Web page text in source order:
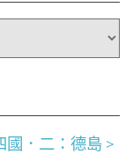
國．二：德島 >